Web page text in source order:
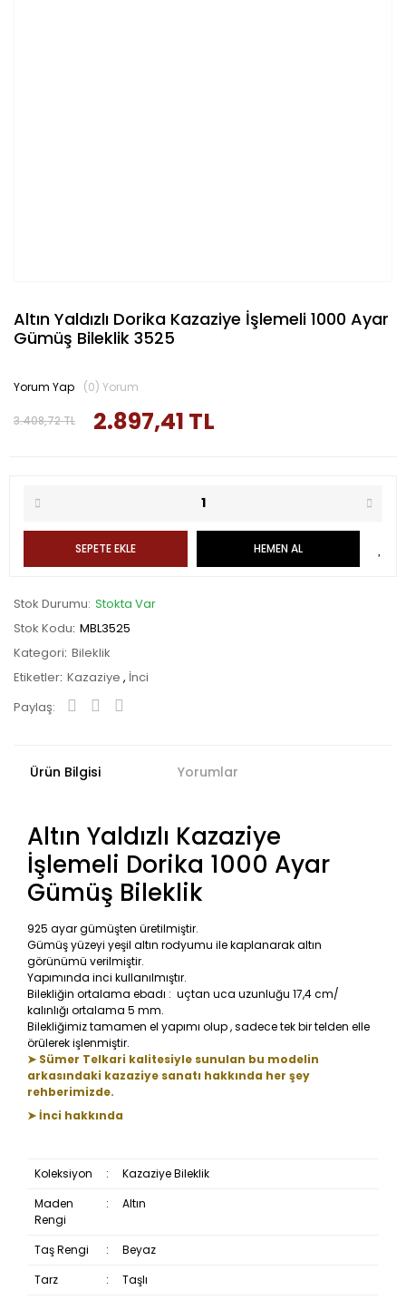
Altın Yaldızlı Dorika Kazaziye İşlemeli 1000 Ayar
Gümüş Bileklik 3525
3.408,72 TL 2.897,41 TL
Yorum Yap (0) Yorum
SEPETE EKLE HEMEN AL
Stok Durumu Stokta Var
Stok Kodu MBL3525
Kategori Bileklik
Etiketler Kazaziye , İnci
Paylaş:
Ürün Bilgisi Yorumlar
Altın Yaldızlı Kazaziye
İşlemeli Dorika 1000 Ayar
Gümüş Bileklik
925 ayar gümüşten üretilmiştir.
Gümüş yüzeyi yeşil altın rodyumu ile kaplanarak altın
görünümü verilmiştir.
Yapımında inci kullanılmıştır.
Bilekliğin ortalama ebadı : uçtan uca uzunluğu 17,4 cm/
kalınlığı ortalama 5 mm.
Bilekliğimiz tamamen el yapımı olup , sadece tek bir telden elle
örülerek işlenmiştir.
➤ Sümer Telkari kalitesiyle sunulan bu modelin
arkasındaki kazaziye sanatı hakkında her şey
rehberimizde.
➤ İnci hakkında
Koleksiyon :
Kazaziye Bileklik
Maden
Rengi
: Altın
Taş Rengi :
Beyaz
Tarz
:
Taşlı